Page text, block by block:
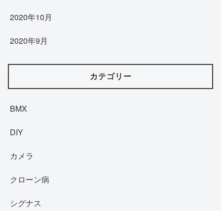
2020年10月
2020年9月
カテゴリー
BMX
DIY
カメラ
クローン病
シグナス